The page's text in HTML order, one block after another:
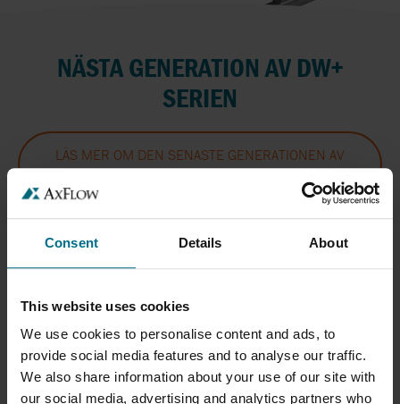
Consent Details About
This website uses cookies
We use cookies to personalise content and ads, to
provide social media features and to analyse our traffic.
We also share information about your use of our site with
our social media, advertising and analytics partners who
NÄSTA GENERATION AV DW+
SERIEN
LÄS MER OM DEN SENASTE GENERATIONEN AV
DW-SERIEN